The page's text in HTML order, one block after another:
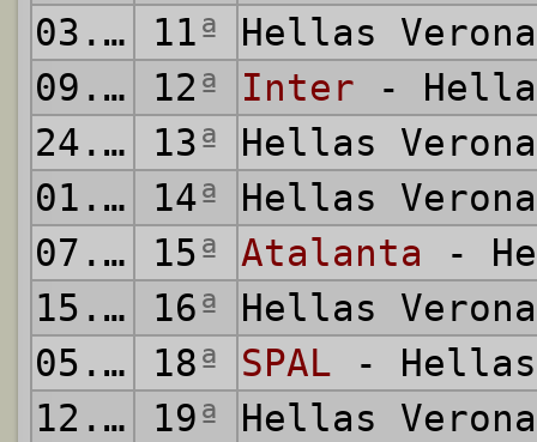
03.11.2019
11ª
Hellas
09.11.2019
12ª Inter -
24.11.2019
13ª
Hellas
01.12.2019
14ª
Hellas
07.12.2019
15ª Atalanta -
15.12.2019
16ª
Hellas
05.01.2020
18ª SPAL - Hellas
12.01.2020
19ª
Hellas